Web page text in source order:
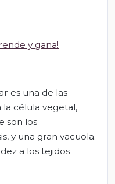
y gana!
es una de las
célula vegetal,
son los
y una gran vacuola.
a los tejidos